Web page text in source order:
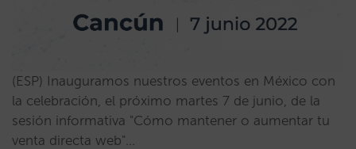
(ESP) Inauguramos nuestros eventos en México con
la celebración, el próximo martes 7 de junio, de la
sesión informativa "Cómo mantener o aumentar tu
venta directa web"…